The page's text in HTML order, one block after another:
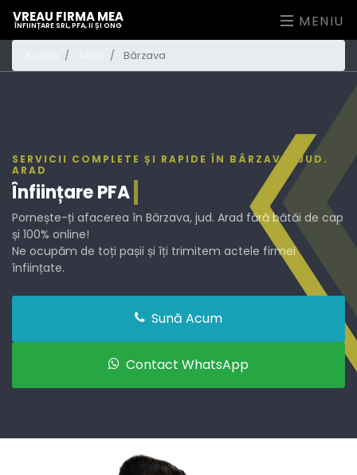
VREAU FIRMA MEA
ÎNFIINȚARE SRL, PFA, II ȘI ONG MENIU
Bârzava
SERVICII COMPLETE ȘI RAPIDE ÎN BÂRZAVA, JUD.
ARAD
ÎnființarePFA
Pornește-ți afacerea în Bârzava, jud. Arad fără bătăi de cap
și 100% online!
Ne ocupăm de toți pașii și îți trimitem actele firmei
înființate.
Sună Acum
Contact WhatsApp